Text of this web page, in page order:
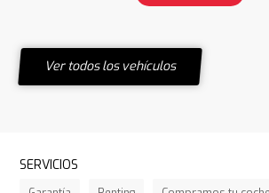
Ver todos los vehículos
SERVICIOS